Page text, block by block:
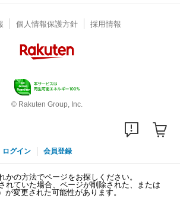
個人情報保護方針 採用情報
© Rakuten Group, Inc.
ログイン 会員登録
かの方法でページをお探しください。
れていた場合、ページが削除された、または
が変更された可能性があります。